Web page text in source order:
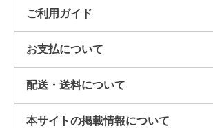
ご利用ガイド
お支払について
配送・送料について
本サイトの掲載情報について​